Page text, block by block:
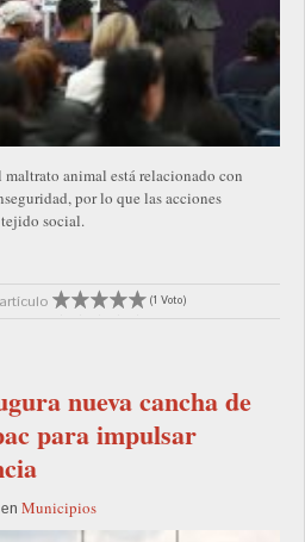
maltrato animal está relacionado con
por lo que las acciones
social.
(1 Voto)
nueva cancha de
para impulsar
en Municipios